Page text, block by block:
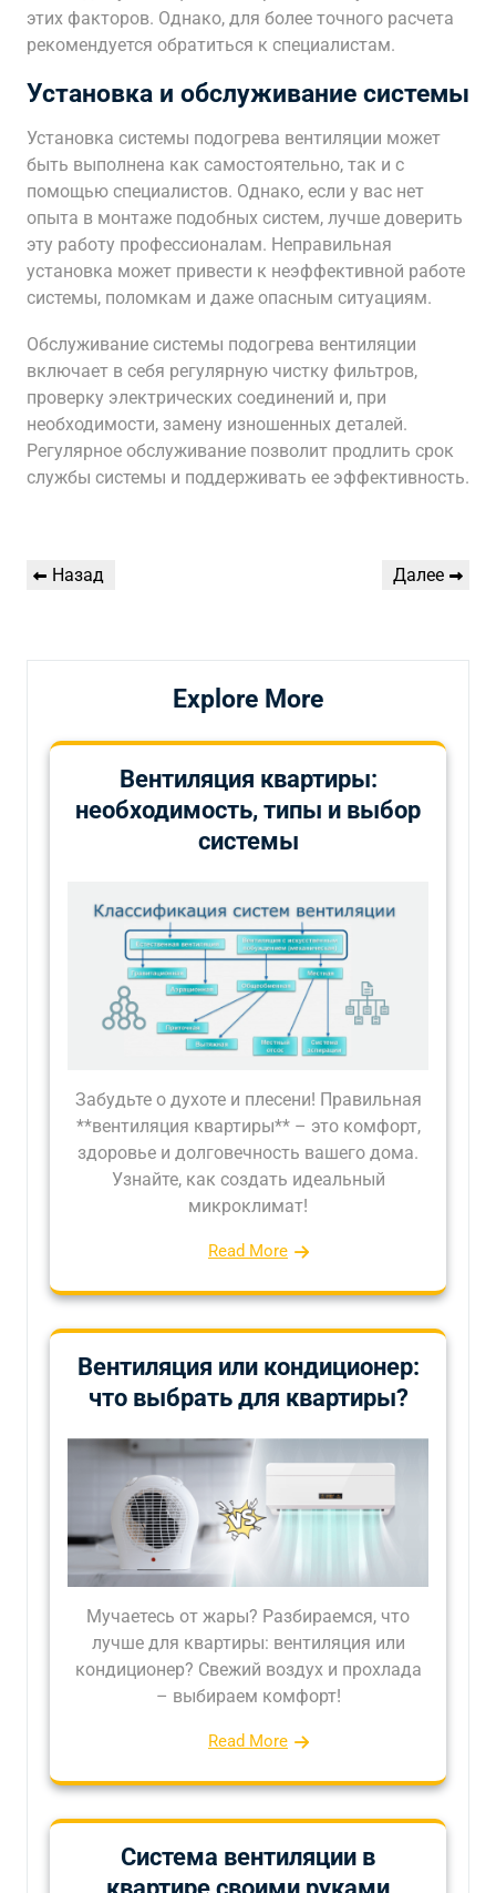
этих факторов. Однако, для более точного расчета
рекомендуется обратиться к специалистам.
Установка и обслуживание системы
Установка системы подогрева вентиляции может
быть выполнена как самостоятельно, так и с
помощью специалистов. Однако, если у вас нет
опыта в монтаже подобных систем, лучше доверить
эту работу профессионалам. Неправильная
установка может привести к неэффективной работе
системы, поломкам и даже опасным ситуациям.
Обслуживание системы подогрева вентиляции
включает в себя регулярную чистку фильтров,
проверку электрических соединений и, при
необходимости, замену изношенных деталей.
Регулярное обслуживание позволит продлить срок
службы системы и поддерживать ее эффективность.
Навигация
Предыдущая
Назад
Следующая
Далее
Explore More
Вентиляция квартиры:
необходимость, типы и выбор
системы
Забудьте о духоте и плесени! Правильная
**вентиляция квартиры** – это комфорт,
здоровье и долговечность вашего дома.
Узнайте, как создать идеальный
микроклимат!
Read More
Вентиляция или кондиционер:
что выбрать для квартиры?
Мучаетесь от жары? Разбираемся, что
лучше для квартиры: вентиляция или
кондиционер? Свежий воздух и прохлада
– выбираем комфорт!
Read More
Система вентиляции в